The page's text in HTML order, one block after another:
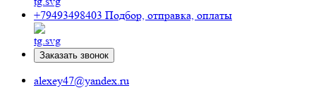
+79493498403 Подбор, отправка, оплаты
Заказать звонок
alexey47@yandex.ru